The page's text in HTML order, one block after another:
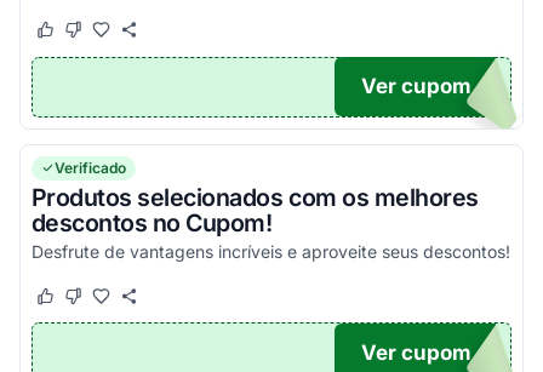
Este cupom funcionou
Este cupom não funcionou
NDA
Ver cupom
Verificado
Produtos selecionados com os melhores
descontos no Cupom!
Desfrute de vantagens incríveis e aproveite seus descontos!
Este cupom funcionou
Este cupom não funcionou
TICO
Ver cupom